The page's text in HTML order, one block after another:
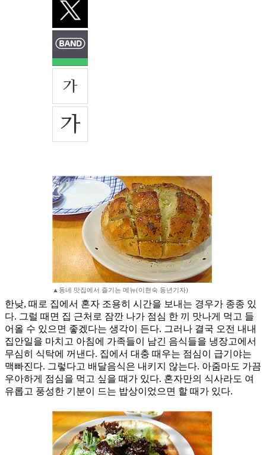
▲동네 맛집에서 즐기는 메뉴(이현숙 동년기자)
한낮, 때로 집에서 혼자 조용히 시간을 보내는 경우가 종종 있
다. 그럴 때면 집 근처로 잠깐 나가 점심 한 끼 맛나게 먹고 들
어올 수 있으면 좋겠다는 생각이 든다. 그러나 결국 오전 내내
집안일을 마치고 아침에 가족들이 남긴 음식들을 냉장고에서
무심히 식탁에 꺼낸다. 집에서 대충 때우는 점심이 급기야는
맥빠진다. 그렇다고 배달음식은 내키지 않는다. 아줌마도 가끔
우아하게 점심을 먹고 싶을 때가 있다. 혼자만의 식사라도 여
유롭고 풍성한 기분이 드는 밥상이었으면 할 때가 있다.